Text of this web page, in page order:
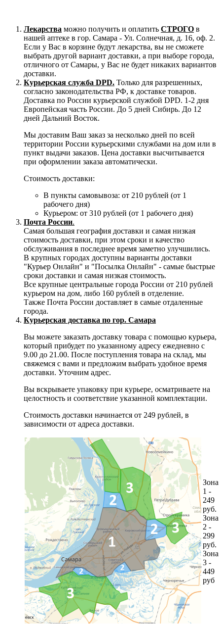
Лекарства можно получить и оплатить СТРОГО в
нашей аптеке в гор. Самара - Ул. Солнечная, д. 16, оф. 2.
Если у Вас в корзине будут лекарства, вы не сможете
выбрать другой вариант доставки, а при выборе города,
отличного от Самары, у Вас не будет никаких вариантов
доставки.
Курьерская служба DPD. Только для разрешенных,
согласно законодательства РФ, к доставке товаров.
Доставка по России курьерской службой DPD. 1-2 дня
Европейская часть России. До 5 дней Сибирь. До 12
дней Дальний Восток.
Мы доставим Ваш заказ за несколько дней по всей
территории России курьерскими службами на дом или в
пункт выдачи заказов. Цена доставки высчитывается
при оформлении заказа автоматически.
Стоимость доставки:
В пункты самовывоза: от 210 рублей (от 1
рабочего дня)
Курьером: от 310 рублей (от 1 рабочего дня)
Почта России.
Самая большая география доставки и самая низкая
стоимость доставки, при этом сроки и качество
обслуживания в последнее время заметно улучшились.
В крупных городах доступны варианты доставки
"Курьер Онлайн" и "Посылка Онлайн" - самые быстрые
сроки доставки и самая низкая стоимость.
Все крупные центральные города России от 210 рублей
курьером на дом, либо 160 рублей в отделение.
Также Почта России доставляет в самые отдаленные
города.
Курьерская доставка по гор. Самара
Вы можете заказать доставку товара с помощью курьера,
который прибудет по указанному адресу ежедневно с
9.00 до 21.00. После поступления товара на склад, мы
свяжемся с вами и предложим выбрать удобное время
доставки. Уточним адрес.
Вы вскрываете упаковку при курьере, осматриваете на
целостность и соответствие указанной комплектации.
Стоимость доставки начинается от 249 рублей, в
зависимости от адреса доставки.
Зона
1 -
249
руб.
Зона
2 -
299
руб.
Зона
3 -
449
руб